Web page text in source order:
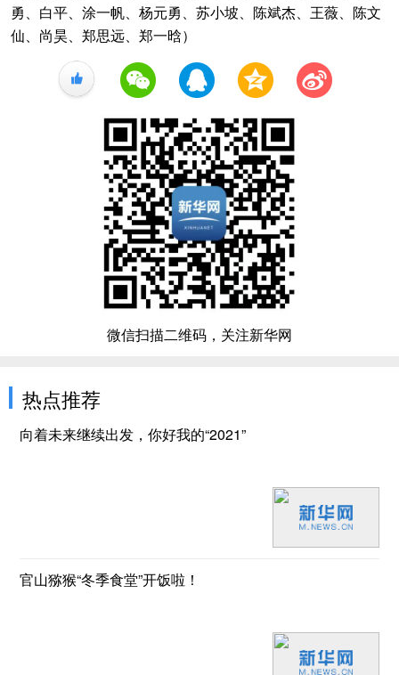
勇、白平、涂一帆、杨元勇、苏小坡、陈斌杰、王薇、陈文
仙、尚昊、郑思远、郑一晗）
+1
微信扫描二维码，关注新华网
热点推荐
向着未来继续出发，你好我的“2021”
官山猕猴“冬季食堂”开饭啦！